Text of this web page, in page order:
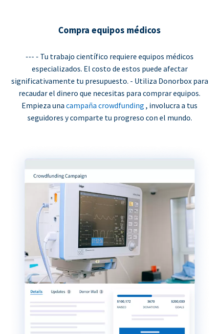
Compra equipos médicos
--- - Tu trabajo científico requiere equipos médicos
especializados. El costo de estos puede afectar
significativamente tu presupuesto. - Utiliza Donorbox para
recaudar el dinero que necesitas para comprar equipos.
Empieza una campaña crowdfunding , involucra a tus
seguidores y comparte tu progreso con el mundo.